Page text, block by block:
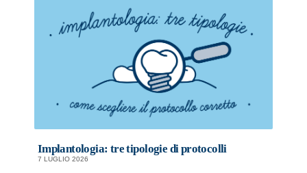
Implantologia: tre tipologie di protocolli
7 LUGLIO 2026